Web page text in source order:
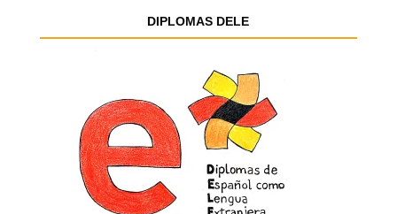
DIPLOMAS DELE